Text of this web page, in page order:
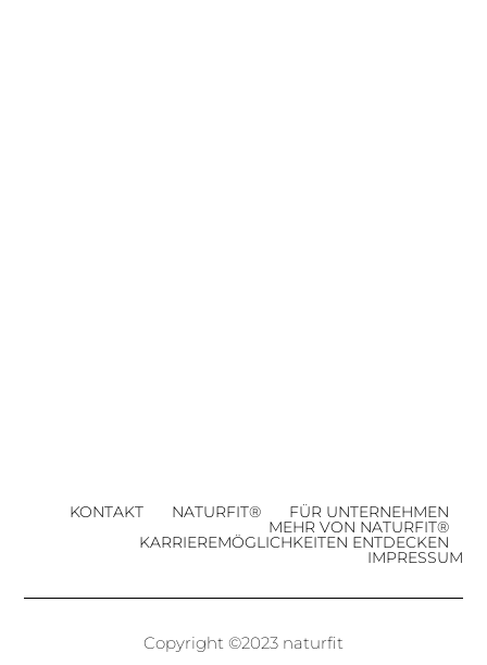
KONTAKT NATURFIT® FÜR UNTERNEHMEN
MEHR VON NATURFIT®
KARRIEREMÖGLICHKEITEN ENTDECKEN
IMPRESSUM
Copyright ©2023 naturfit